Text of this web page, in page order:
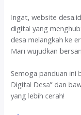
Ingat, website
digital yang
desa melangkah ke
Mari wujudkan
Semoga panduan ini
Digital Desa” dan
yang lebih cerah!